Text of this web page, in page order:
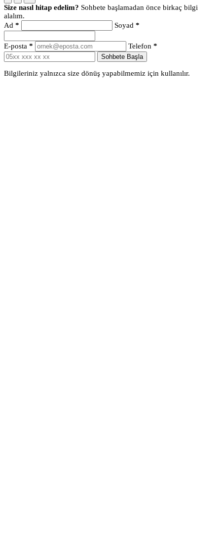
Size nasıl hitap edelim? Sohbete başlamadan önce birkaç bilgi
alalım.
Ad * Soyad *
E-posta * Telefon *
Sohbete Başla
Bilgileriniz yalnızca size dönüş yapabilmemiz için kullanılır.